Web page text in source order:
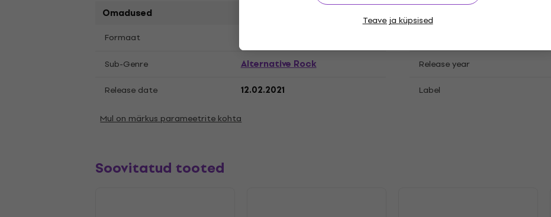
Teave ja küpsised
Omadused
Formaat
Sub-Genre Alternative Rock Release year
Release date 12.02.2021 Label
Mul on märkus parameetrite kohta
Soovitatud tooted